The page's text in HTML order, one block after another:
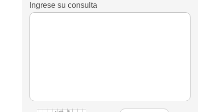
Ingrese su consulta